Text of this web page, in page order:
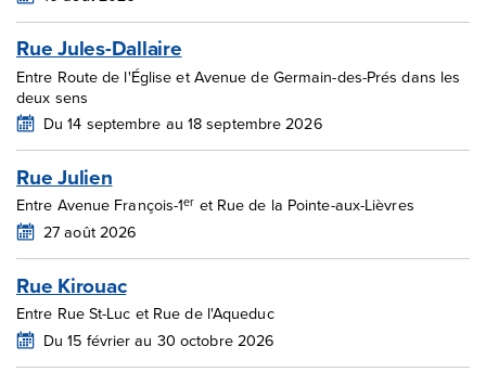
Rue Jules-Dallaire
Entre Route de l'Église et Avenue de Germain-des-Prés dans les
deux sens
Du 14 septembre au 18 septembre 2026
Rue Julien
Entre Avenue François-1er et Rue de la Pointe-aux-Lièvres
27 août 2026
Rue Kirouac
Entre Rue St-Luc et Rue de l'Aqueduc
Du 15 février au 30 octobre 2026